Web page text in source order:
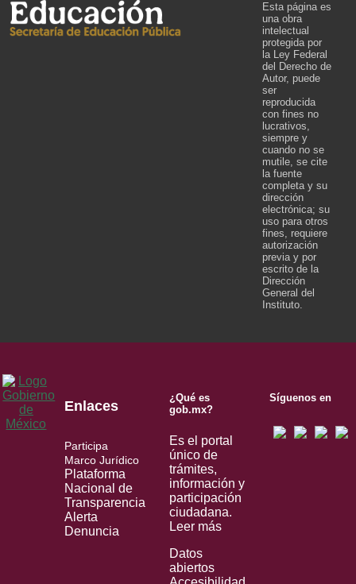
Esta página es
una obra
intelectual
protegida por
la Ley Federal
del Derecho de
Autor, puede
ser
reproducida
con fines no
lucrativos,
siempre y
cuando no se
mutile, se cite
la fuente
completa y su
dirección
electrónica; su
uso para otros
fines, requiere
autorización
previa y por
escrito de la
Dirección
General del
Instituto.
Enlaces
Participa
Marco Jurídico
Plataforma
Nacional de
Transparencia
Alerta
Denuncia
¿Qué es
gob.mx?
Es el portal
único de
trámites,
información y
participación
ciudadana.
Leer más
Datos
abiertos
Síguenos en